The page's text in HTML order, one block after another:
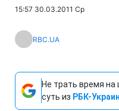
15:57 30.03.2011 Ср
RBC.UA
Не трать время на
суть из РБК-